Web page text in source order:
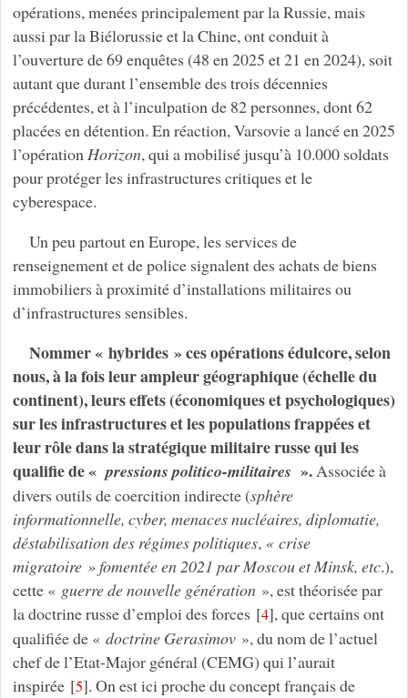
opérations, menées principalement par la Russie, mais
aussi par la Biélorussie et la Chine, ont conduit à
l’ouverture de 69 enquêtes (48 en 2025 et 21 en 2024), soit
autant que durant l’ensemble des trois décennies
précédentes, et à l’inculpation de 82 personnes, dont 62
placées en détention. En réaction, Varsovie a lancé en 2025
l’opérationHorizon, qui a mobilisé jusqu’à 10.000 soldats
pour protéger les infrastructures critiques et le
cyberespace.
Un peu partout en Europe, les services de
renseignement et de police signalent des achats de biens
immobiliers à proximité d’installations militaires ou
d’infrastructures sensibles.
Nommer « hybrides » ces opérations édulcore, selon
nous, à la fois leur ampleur géographique (échelle du
continent), leurs effets (économiques et psychologiques)
sur les infrastructures et les populations frappées et
leur rôle dans la stratégique militaire russe qui les
qualifie de « pressions politico-militaires ».Associée à
divers outils de coercition indirecte (sphère
informationnelle, cyber, menaces nucléaires, diplomatie,
déstabilisation des régimes politiques, « crise
migratoire » fomentée en 2021 par Moscou et Minsk, etc.),
cette « guerre de nouvelle génération», est théorisée par
la doctrine russe d’emploi des forces [4], que certains ont
qualifiée de « doctrine Gerasimov», du nom de l’actuel
chef de l’Etat-Major général (CEMG) qui l’aurait
inspirée[5]. On est ici proche du concept français de